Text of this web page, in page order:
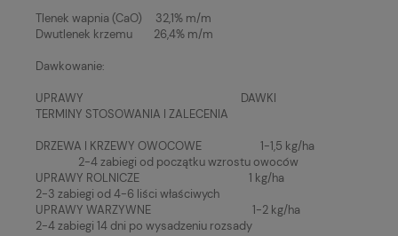
Tlenek wapnia (CaO) 32,1% m/m
Dwutlenek krzemu 26,4% m/m
Dawkowanie:
UPRAWY DAWKI
TERMINY STOSOWANIA I ZALECENIA
DRZEWA I KRZEWY OWOCOWE 1-1,5 kg/ha
2-4 zabiegi od początku wzrostu owoców
UPRAWY ROLNICZE 1 kg/ha
2-3 zabiegi od 4-6 liści właściwych
UPRAWY WARZYWNE 1-2 kg/ha
2-4 zabiegi 14 dni po wysadzeniu rozsady